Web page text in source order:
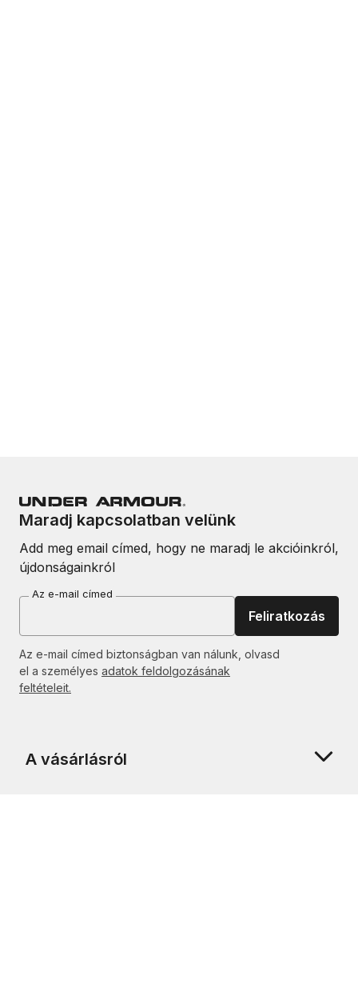
Maradj kapcsolatban velünk
Add meg email címed, hogy ne maradj le akcióinkról,
újdonságainkról
Az e-mail címed
Feliratkozás
Az e-mail címed biztonságban van nálunk, olvasd
el a személyes adatok feldolgozásának
feltételeit.
A vásárlásról